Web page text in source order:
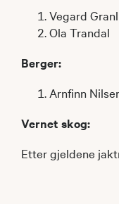
Vegard
Ola Trandal
Berger:
Arnfinn
Vernet skog:
Etter gjeldene